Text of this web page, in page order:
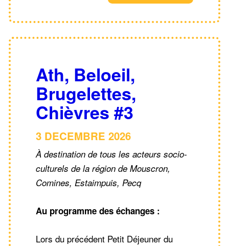
Ath, Beloeil,
Brugelettes,
Chièvres #3
3 DECEMBRE 2026
À destination de tous les acteurs socio-
culturels de la région de Mouscron,
Comines, Estaimpuis, Pecq
Au programme des échanges :
Lors du précédent Petit Déjeuner du